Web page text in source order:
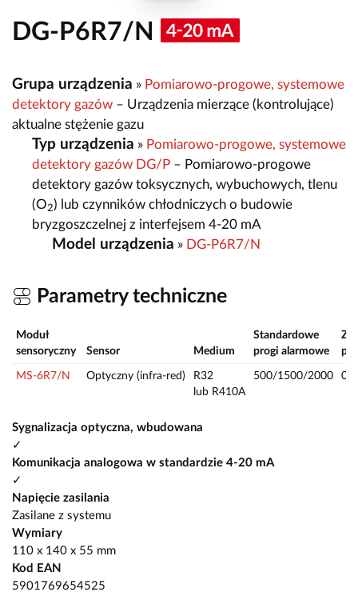
DG-P6R7/N
Grupa urządzenia » Pomiarowo-progowe, systemowe
detektory gazów – Urządzenia mierzące (kontrolujące)
aktualne stężenie gazu
Typ urządzenia » Pomiarowo-progowe, systemowe
detektory gazów DG/P – Pomiarowo-progowe
detektory gazów toksycznych, wybuchowych, tlenu
(O2) lub czynników chłodniczych o budowie
bryzgoszczelnej z interfejsem 4-20 mA
Model urządzenia » DG-P6R7/N
Parametry techniczne
Moduł
sensoryczny
Sensor Medium
Standardowe
progi alarmowe
MS-6R7/N Optyczny (infra-red)
R32
lub R410A
500/1500/2000
Sygnalizacja optyczna, wbudowana
✓
Komunikacja analogowa w standardzie 4-20 mA
✓
Napięcie zasilania
Zasilane z systemu
Wymiary
110 x 140 x 55 mm
Kod EAN
5901769654525